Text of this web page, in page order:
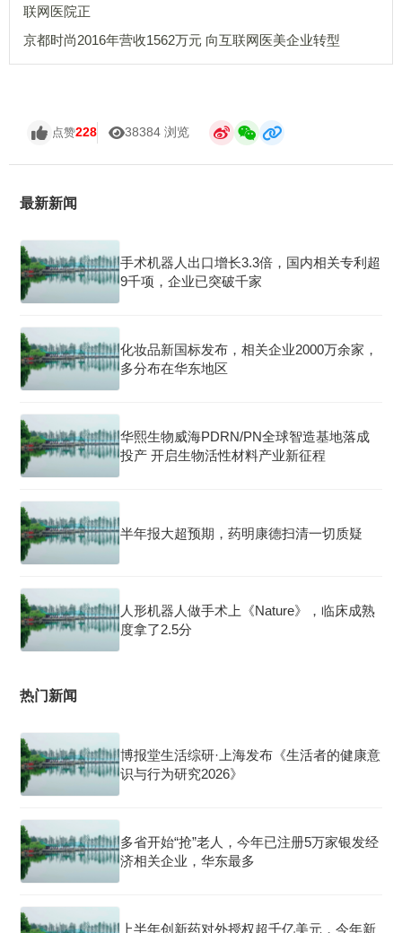
联网医院正
京都时尚2016年营收1562万元 向互联网医美企业转型
点赞228 38384 浏览
最新新闻
手术机器人出口增长3.3倍，国内相关专利超
9千项，企业已突破千家
化妆品新国标发布，相关企业2000万余家，
多分布在华东地区
华熙生物威海PDRN/PN全球智造基地落成
投产 开启生物活性材料产业新征程
半年报大超预期，药明康德扫清一切质疑
人形机器人做手术上《Nature》，临床成熟
度拿了2.5分
热门新闻
博报堂生活综研·上海发布《生活者的健康意
识与行为研究2026》
多省开始“抢”老人，今年已注册5万家银发经
济相关企业，华东最多
上半年创新药对外授权超千亿美元，今年新